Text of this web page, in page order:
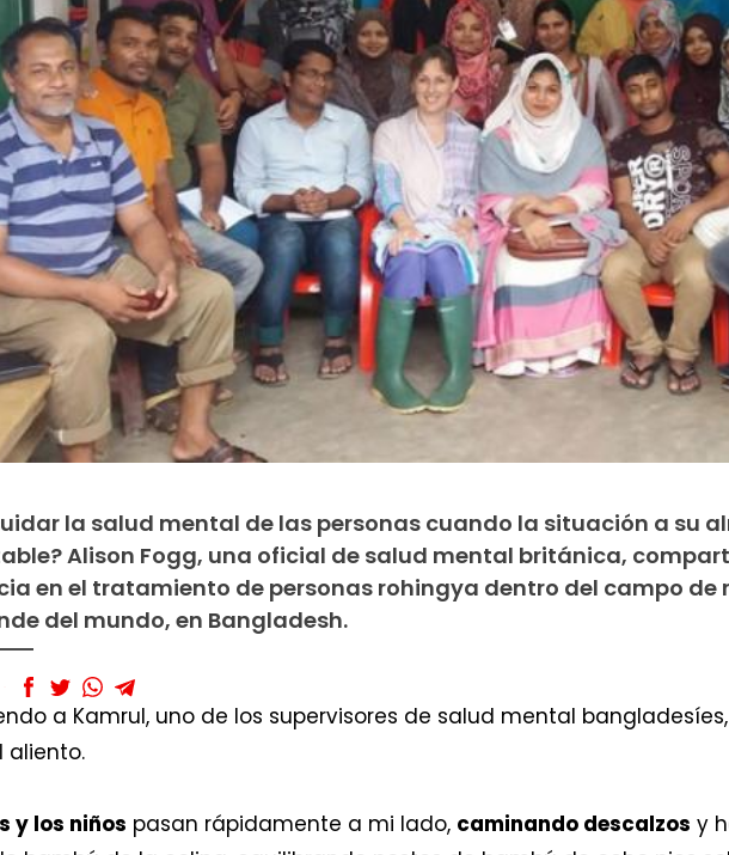
la salud mental de las personas cuando la situación a su
Alison Fogg, una oficial de salud mental británica,
en el tratamiento de personas rohingya dentro del campo de
del mundo, en Bangladesh.
a Kamrul, uno de los supervisores de salud mental
aliento.
y los niños pasan rápidamente a mi lado, caminando descalzos y